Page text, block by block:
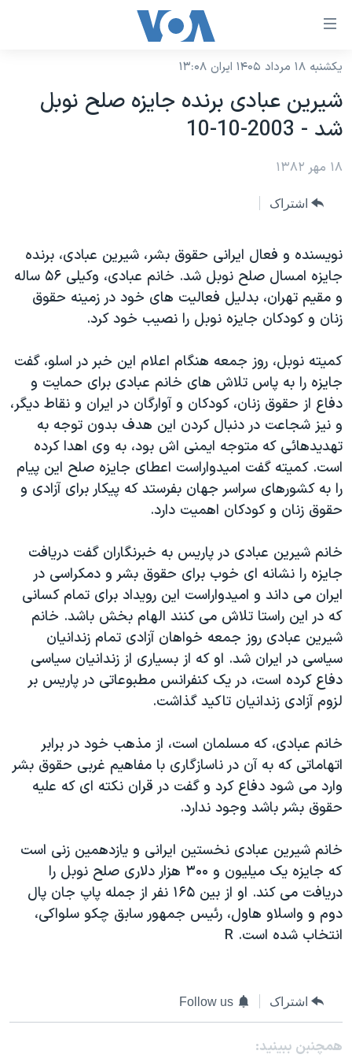
لینکهای
دسترسی
جهش
محتوای
اصلی
جهش
جهش
جستجو
نسخه سبک وب‌سایت
موضوع ها
ایران
آمریکا
ورزشی
گزیده‌ها
ویژه برنامه‌ها
فرهنگ و زندگی
حقوق شهروندی
اقتصادی
علم و فناوری
اسرائیل در جنگ
گالری عکس
برنامه های تلویزیونی
جدول برنامه ها
جام جهانی ۲۰۲۶
عملیات خشم حماسی
مستندها
انتخابات ریاست جمهوری آمریکا ۲۰۲۴
حمله جمهوری اسلامی به اسرائیل
رمز مهسا
ورزش زنان در ایران
اعتراضات زن، زندگی، آزادی
تریبونال مردمی آبان ۹۸
دادگاه حمید نوری
چهل سال گروگان‌گیری
قانون شفافیت دارائی کادر رهبری ایران
اعتراضات مردمی آبان ۹۸
اسرائیل در جنگ
نرگس محمدی برنده جایزه نوبل صلح
همایش محافظه‌کاران آمریکا «سی‌پک»
صفحه‌های ویژه
فرکانس‌های صدای آمریکا
پخش رادیویی
یادگیری زبان انگلیسی
دنبال کنید
زبانهای مختلف
یکشنبه ۱۸ مرداد ۱۴۰۵ ایران ۱۳:۰۸
شيرين عبادی برنده جايزه صلح نوبل
شد - 2003-10-10
۱۸ مهر ۱۳۸۲
اشتراک
نويسنده و فعال ايرانی حقوق بشر، شيرين عبادی، برنده
جايزه امسال صلح نوبل شد. خانم عبادی، وکيلی ۵۶ ساله
و مقيم تهران، بدليل فعاليت های خود در زمينه حقوق
زنان و کودکان جايزه نوبل را نصيب خود کرد.
کميته نوبل، روز جمعه هنگام اعلام اين خبر در اسلو، گفت
جايزه را به پاس تلاش های خانم عبادی برای حمايت و
دفاع از حقوق زنان، کودکان و آوارگان در ايران و نقاط ديگر،
و نيز شجاعت در دنبال کردن اين هدف بدون توجه به
تهديدهائی که متوجه ايمنی اش بود، به وی اهدا کرده
است. کميته گفت اميدواراست اعطای جايزه صلح اين پيام
را به کشورهای سراسر جهان بفرستد که پيکار برای آزادی و
حقوق زنان و کودکان اهميت دارد.
خانم شيرين عبادی در پاريس به خبرنگاران گفت دريافت
جايزه را نشانه ای خوب برای حقوق بشر و دمکراسی در
ايران می داند و اميدواراست اين رويداد برای تمام کسانی
که در اين راستا تلاش می کنند الهام بخش باشد. خانم
شيرين عبادی روز جمعه خواهان آزادی تمام زندانيان
سياسی در ايران شد. او که از بسياری از زندانيان سياسی
دفاع کرده است، در يک کنفرانس مطبوعاتی در پاريس بر
لزوم آزادی زندانيان تاکيد گذاشت.
خانم عبادی، که مسلمان است، از مذهب خود در برابر
اتهاماتی که به آن در ناسازگاری با مفاهيم غربی حقوق بشر
وارد می شود دفاع کرد و گفت در قران نکته ای که عليه
حقوق بشر باشد وجود ندارد.
خانم شيرين عبادی نخستين ايرانی و يازدهمين زنی است
که جايزه يک ميليون و ۳۰۰ هزار دلاری صلح نوبل را
دريافت می کند. او از بين ۱۶۵ نفر از جمله پاپ جان پال
دوم و واسلاو هاول، رئيس جمهور سابق چکو سلواکی،
انتخاب شده است. R
اشتراک Follow us
همچنبن ببینید: